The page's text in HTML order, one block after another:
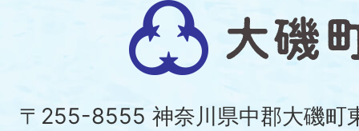
大
磯
町
〒255-8555 神奈川県中郡大磯